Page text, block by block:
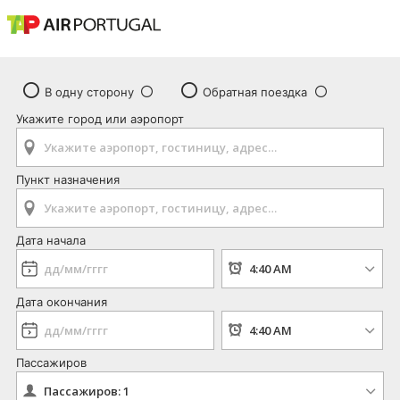
В одну сторону
Обратная поездка
Укажите город или аэропорт
Пункт назначения
Дата начала
Дата окончания
Пассажиров